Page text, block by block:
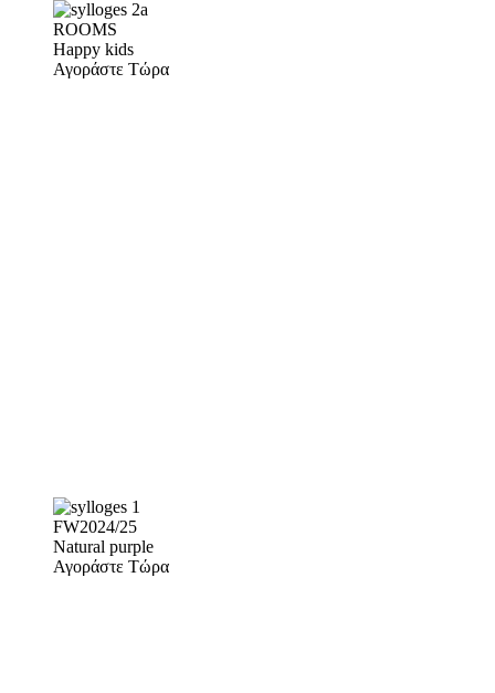
ROOMS
Happy kids
Αγοράστε Τώρα
FW2024/25
Natural purple
Αγοράστε Τώρα